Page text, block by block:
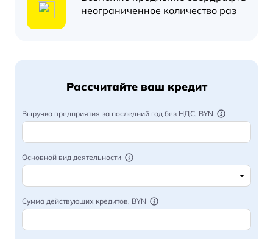
неограниченное количество раз
Рассчитайте ваш кредит
Выручка предприятия за последний год без НДС, BYN
Основной вид деятельности
Сумма действующих кредитов, BYN